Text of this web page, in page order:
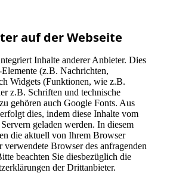
auf der Webseite
Inhalte anderer Anbieter. Dies
(z.B. Nachrichten,
Widgets (Funktionen, wie z.B.
z.B. Schriften und technische
gehören auch Google Fonts. Aus
dies, indem diese Inhalte vom
geladen werden. In diesem
die aktuell von Ihrem Browser
verwendete Browser des anfragenden
beachten Sie diesbezüglich die
der Drittanbieter.